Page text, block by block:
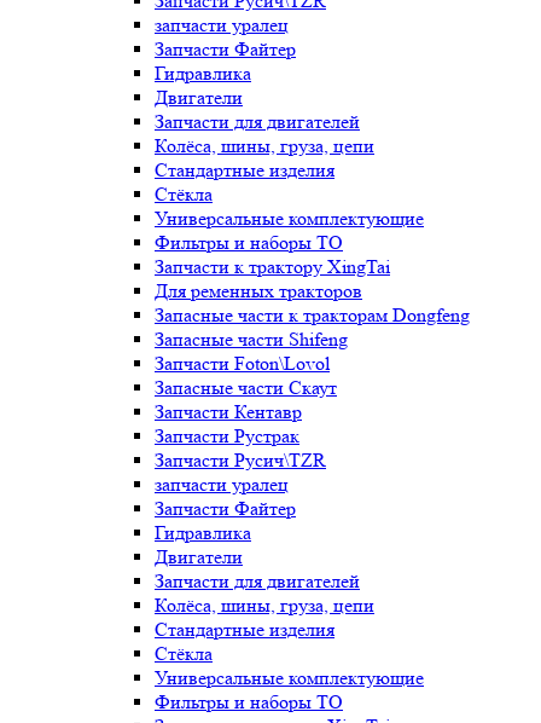
запчасти уралец
Запчасти Файтер
Гидравлика
Двигатели
Запчасти для двигателей
Колёса, шины, груза, цепи
Стандартные изделия
Стёкла
Универсальные комплектующие
Фильтры и наборы ТО
Запчасти к трактору XingTai
Для ременных тракторов
Запасные части к тракторам Dongfeng
Запасные части Shifeng
Запчасти Foton\Lovol
Запасные части Скаут
Запчасти Кентавр
Запчасти Рустрак
Запчасти Русич\TZR
запчасти уралец
Запчасти Файтер
Гидравлика
Двигатели
Запчасти для двигателей
Колёса, шины, груза, цепи
Стандартные изделия
Стёкла
Универсальные комплектующие
Фильтры и наборы ТО